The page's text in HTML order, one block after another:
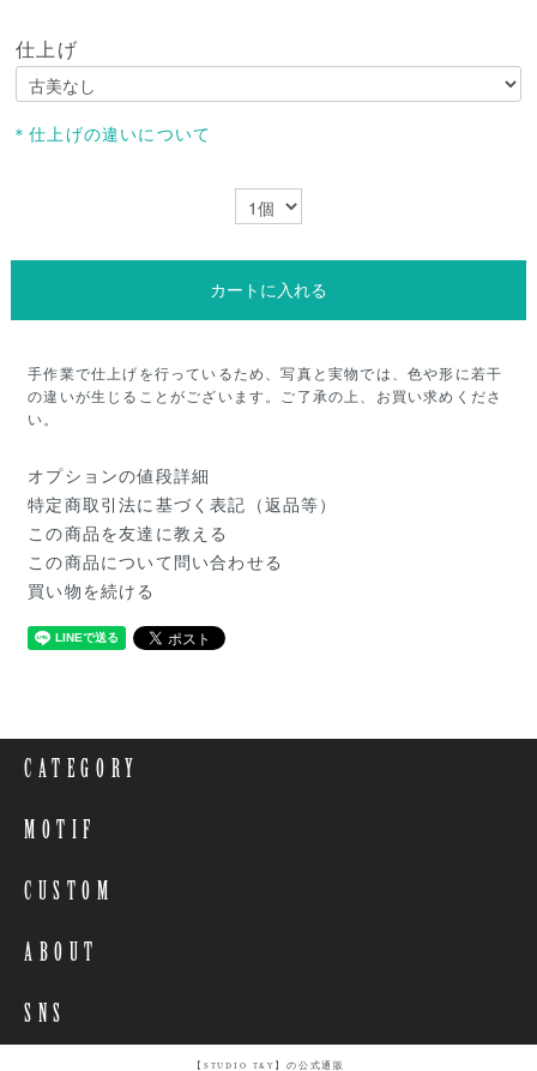
仕上げ
＊仕上げの違いについて
カートに入れる
手作業で仕上げを行っているため、写真と実物では、色や形に若干
の違いが生じることがございます。ご了承の上、お買い求めくださ
い。
オプションの値段詳細
特定商取引法に基づく表記（返品等）
この商品を友達に教える
この商品について問い合わせる
買い物を続ける
CATEGORY
MOTIF
CUSTOM
ABOUT
SNS
【STUDIO T&Y】の公式通販